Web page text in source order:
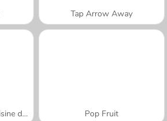
Tap Arrow Away
Tarte Tatin : École de cuisine de Sara Pop Fruit